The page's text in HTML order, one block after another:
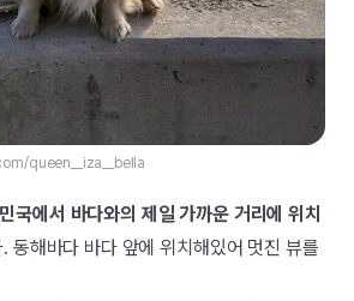
queen__iza__bella
국에서 바다와의 제일 가까운 거리에 위치
동해바다 바다 앞에 위치해있어 멋진 뷰를